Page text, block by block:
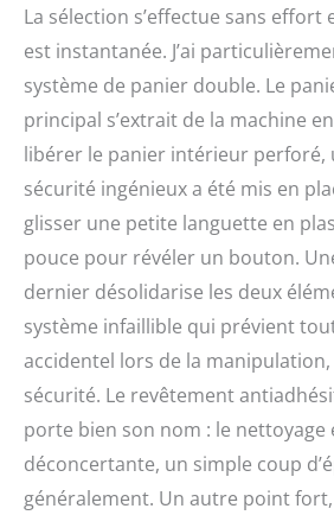
La sélection s’effectue sans effort
est instantanée. J’ai
système de panier double. Le
principal s’extrait de la machine
libérer le panier intérieur perforé,
sécurité ingénieux a été mis en
glisser une petite languette en
pouce pour révéler un bouton.
dernier désolidarise les deux
système infaillible qui prévient
accidentel lors de la manipulation,
sécurité. Le revêtement
porte bien son nom : le nettoyage
déconcertante, un simple coup
généralement. Un autre point